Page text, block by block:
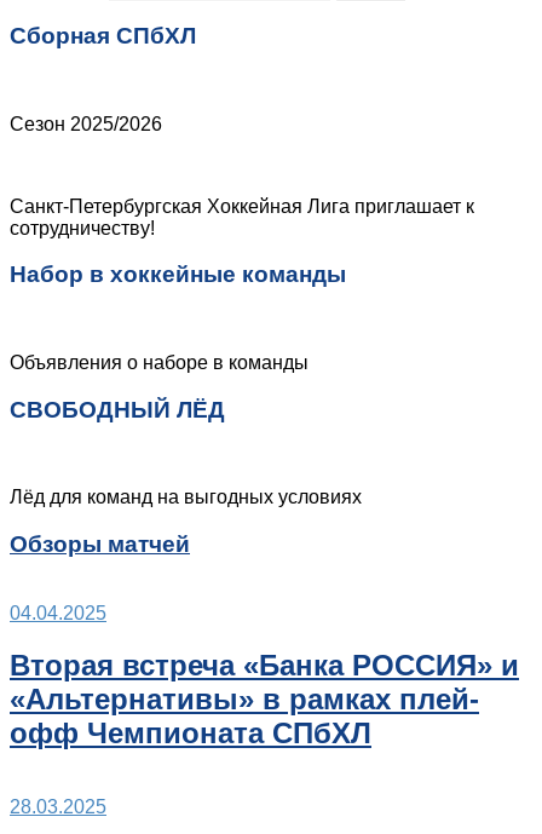
Сборная СПбХЛ
Сезон 2025/2026
Санкт-Петербургская Хоккейная Лига приглашает к
сотрудничеству!
Набор в хоккейные команды
Объявления о наборе в команды
СВОБОДНЫЙ ЛЁД
Лёд для команд на выгодных условиях
Обзоры матчей
04.04.2025
Вторая встреча «Банка РОССИЯ» и
«Альтернативы» в рамках плей-
офф Чемпионата СПбХЛ
28.03.2025